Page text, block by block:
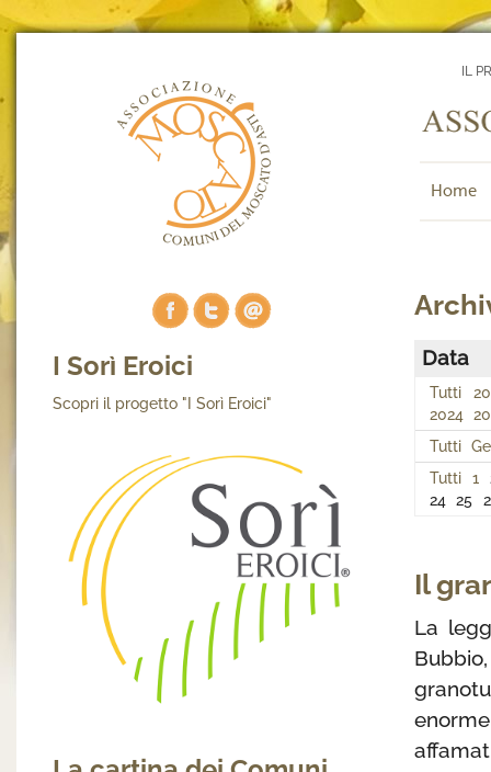
IL
Home
I Sorì Eroici
Scopri il progetto "I Sorì Eroici"
Data
Tutti
2024
Tutti
Tutti
1
24
25
Il
La